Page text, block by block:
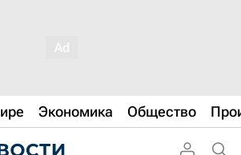
Экономика Общество